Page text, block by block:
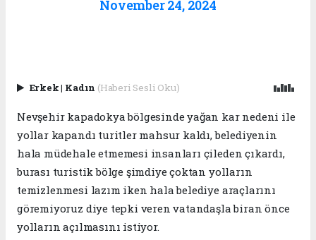
November 24, 2024
Erkek| Kadın (Haberi Sesli Oku)
Nevşehir kapadokya bölgesinde yağan kar nedeni ile
yollar kapandı turitler mahsur kaldı, belediyenin
hala müdehale etmemesi insanları çileden çıkardı,
burası turistik bölge şimdiye çoktan yolların
temizlenmesi lazım iken hala belediye araçlarını
göremiyoruz diye tepki veren vatandaşla biran önce
yolların açılmasını istiyor.